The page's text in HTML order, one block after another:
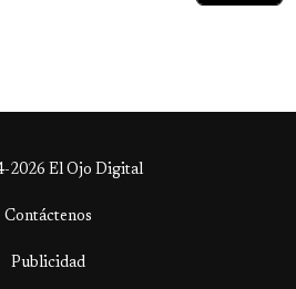
2026 El Ojo Digital
Contáctenos
Publicidad